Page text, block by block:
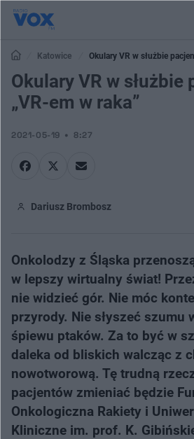
Katowice Okulary VR w służbie
Okulary VR w służbie
„VR-em w raka”
2021-05-19 8:27
Dariusz Brombosz
Onkolodzy z Śląska
w lepszy wirtualny świat!
nie widzieć gór. Nie móc
przyrody. Nie słyszeć szumu
śpiewu ptaków. Za to być w
daleka od bliskich walcząc z
nowotworową. Tę trudną
pacjentów zmieniać będzie
Onkologiczna Rakiety i
Kliniczne im. prof. K.